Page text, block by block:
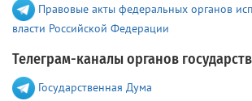
Правовые акты федеральных органов
власти Российской Федерации
Телеграм-каналы органов
Государственная Дума